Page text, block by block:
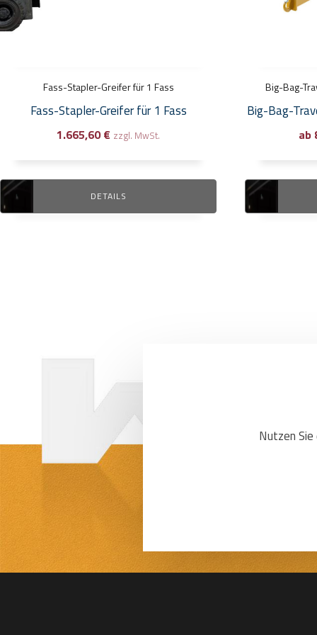
Fass-Stapler-Greifer für 1 Fass
Fass-Stapler-Greifer für 1 Fass
1.665,60€ zzgl. MwSt.
DETAILS
Big-Bag-
Big-Bag-
ab
gewählt
werden
Nutzen